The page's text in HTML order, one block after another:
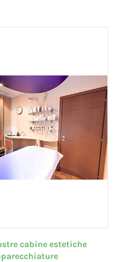
cabine estetiche